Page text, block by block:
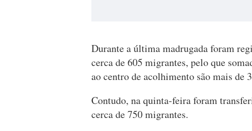
Durante a última madrugada foram
cerca de 605 migrantes, pelo que
ao centro de acolhimento são mais de
Contudo, na quinta-feira foram
cerca de 750 migrantes.